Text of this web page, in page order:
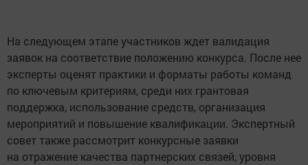
На следующем этапе участников ждет валидация
заявок на соответствие положению конкурса. После нее
эксперты оценят практики и форматы работы команд
по ключевым критериям, среди них грантовая
поддержка, использование средств, организация
мероприятий и повышение квалификации. Экспертный
совет также рассмотрит конкурсные заявки
на отражение качества партнерских связей, уровня